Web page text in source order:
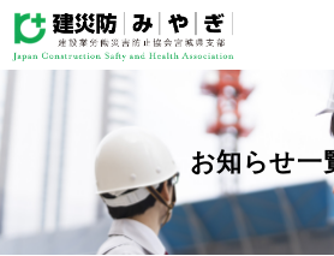
お知らせ一